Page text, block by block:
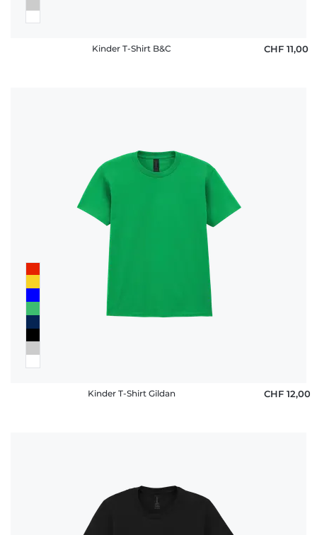
Kinder T-Shirt B&C CHF 11,00
Kinder T-Shirt Gildan CHF 12,00